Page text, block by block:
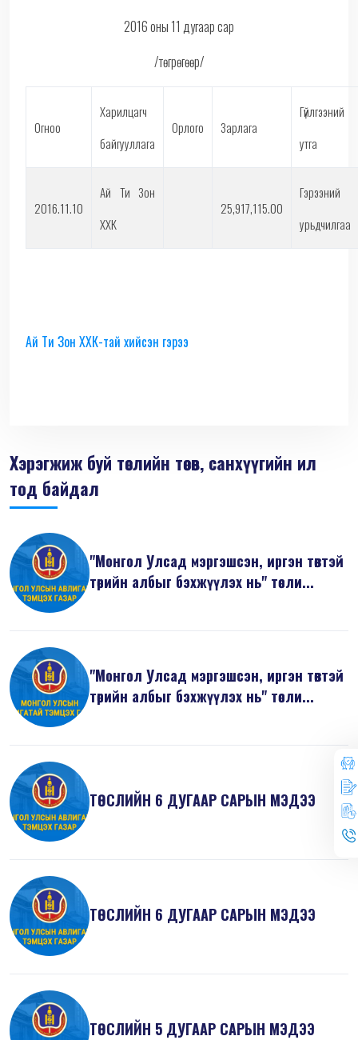
2016 оны 11 дугаар сар
/төгрөгөөр/
Огноо
Харилцагч
байгууллага
Орлого Зарлага
Гүйлгээний
утга
2016.11.10
Ай Ти Зон
ХХК
25,917,115.00
Гэрээний
урьдчилгаа
Ай Ти Зон ХХК-тай хийсэн гэрээ
Хэрэгжиж буй төслийн төсөв, санхүүгийн ил
тод байдал
"Монгол Улсад мэргэшсэн, иргэн төвтэй
төрийн албыг бэхжүүлэх нь" төсли...
"Монгол Улсад мэргэшсэн, иргэн төвтэй
төрийн албыг бэхжүүлэх нь" төсли...
ТӨСЛИЙН 6 ДУГААР САРЫН МЭДЭЭ
ТӨСЛИЙН 6 ДУГААР САРЫН МЭДЭЭ
ТӨСЛИЙН 5 ДУГААР САРЫН МЭДЭЭ